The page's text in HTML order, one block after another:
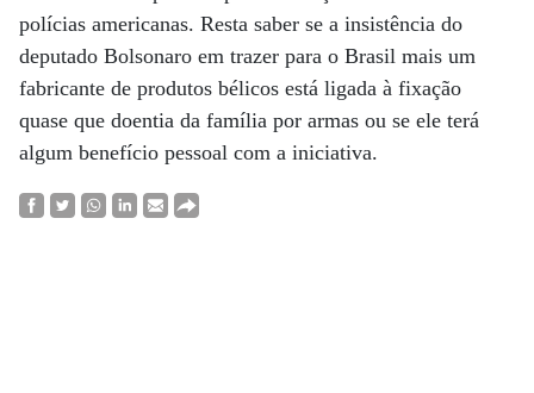
polícias americanas. Resta saber se a insistência do
deputado Bolsonaro em trazer para o Brasil mais um
fabricante de produtos bélicos está ligada à fixação
quase que doentia da família por armas ou se ele terá
algum benefício pessoal com a iniciativa.